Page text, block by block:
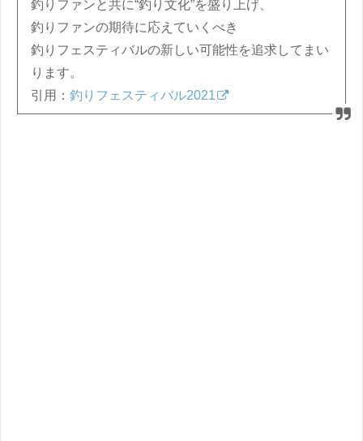
釣りファンと共に“釣り文化”を盛り上げ、
釣りファンの期待に応えていくべき
釣りフェスティバルの新しい可能性を追求してまい
ります。
引用：釣りフェスティバル2021